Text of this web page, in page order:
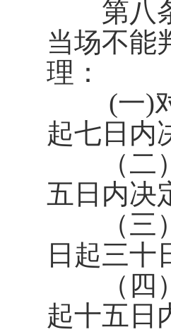
第八条
当场不能
理：
(一)
起七日内
（二）
五日内决
（三）
日起三十
（四）
起十五日